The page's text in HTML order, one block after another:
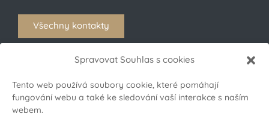
Spravovat Souhlas s cookies
Tento web používá soubory cookie, které pomáhají
fungování webu a také ke sledování vaší interakce s naším
webem.
Všechny kontakty